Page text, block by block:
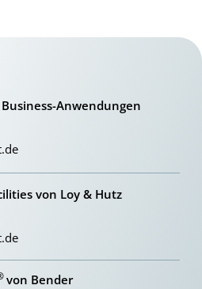
Anwendungen
von Loy & Hutz
von Bender